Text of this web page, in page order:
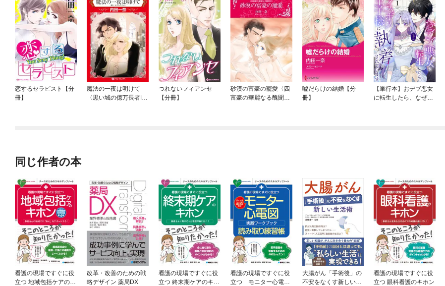
恋するセラピスト【分
冊】
魔法の一夜は明けて
〈黒い城の億万長者Ⅰ〉
つれないフィアンセ
【分冊】
砂漠の富豪の寵愛〈四
富豪の華麗なる醜聞Ｉ
嘘だらけの結婚【分
冊】
【単行本】おデブ悪女
に転生したら、なぜか
同じ作者の本
看護の現場ですぐに役
立つ 地域包括ケアのキ
改革・改善のための戦
略デザイン 薬局DX
看護の現場ですぐに役
立つ 終末期ケアのキホ
看護の現場ですぐに役
立つ モニター心電図
大腸がん「手術後」の
不安をなくす新しい生
看護の現場ですぐに役
立つ 眼科看護のキホン